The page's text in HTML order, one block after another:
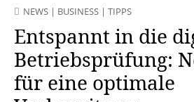
NEWS | BUSINESS | TIPPS
Entspannt in die
Betriebsprüfung:
für eine optimale